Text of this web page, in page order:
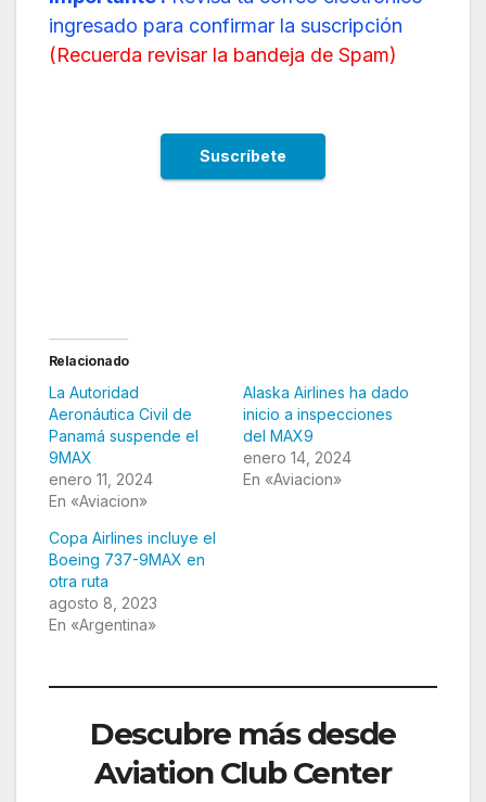
ingresado para confirmar la suscripción
(Recuerda revisar la bandeja de Spam)
Relacionado
La Autoridad
Aeronáutica Civil de
Panamá suspende el
9MAX
enero 11, 2024
En «Aviacion»
Alaska Airlines ha dado
inicio a inspecciones
del MAX9
enero 14, 2024
En «Aviacion»
Copa Airlines incluye el
Boeing 737-9MAX en
otra ruta
agosto 8, 2023
En «Argentina»
Descubre más desde
Aviation Club Center